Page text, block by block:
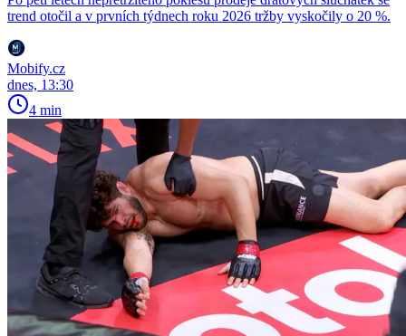
trend otočil a v prvních týdnech roku 2026 tržby vyskočily o 20 %.
Mobify.cz
dnes, 13:30
4 min